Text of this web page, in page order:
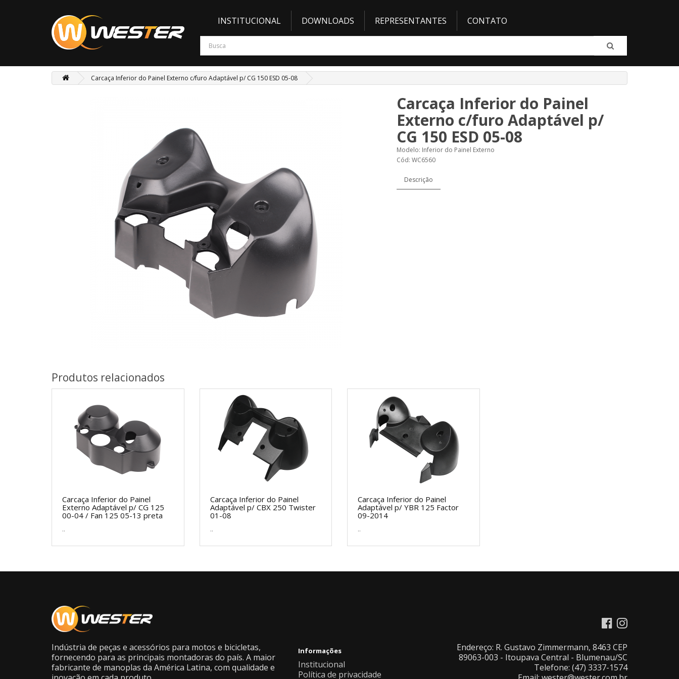
INSTITUCIONAL DOWNLOADS REPRESENTANTES CONTATO
Carcaça Inferior do Painel Externo c/furo Adaptável p/ CG 150 ESD 05-08
Carcaça Inferior do Painel
Externo c/furo Adaptável p/
CG 150 ESD 05-08
Modelo: Inferior do Painel Externo
Cód: WC6560
Descrição
Produtos relacionados
Carcaça Inferior do Painel
Externo Adaptável p/ CG 125
00-04 / Fan 125 05-13 preta
..
Carcaça Inferior do Painel
Adaptável p/ CBX 250 Twister
01-08
..
Carcaça Inferior do Painel
Adaptável p/ YBR 125 Factor
09-2014
..
Indústria de peças e acessórios para motos e bicicletas,
fornecendo para as principais montadoras do país. A maior
fabricante de manoplas da América Latina, com qualidade e
Informações
Institucional
Política de privacidade
Endereço: R. Gustavo Zimmermann, 8463 CEP
89063-003 - Itoupava Central - Blumenau/SC
Telefone: (47) 3337-1574